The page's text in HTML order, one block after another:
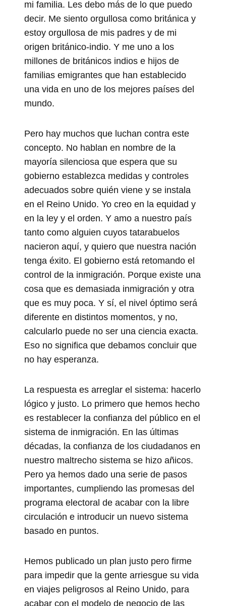
mi familia. Les debo más de lo que puedo
decir. Me siento orgullosa como británica y
estoy orgullosa de mis padres y de mi
origen británico-indio. Y me uno a los
millones de británicos indios e hijos de
familias emigrantes que han establecido
una vida en uno de los mejores países del
mundo.
Pero hay muchos que luchan contra este
concepto. No hablan en nombre de la
mayoría silenciosa que espera que su
gobierno establezca medidas y controles
adecuados sobre quién viene y se instala
en el Reino Unido. Yo creo en la equidad y
en la ley y el orden. Y amo a nuestro país
tanto como alguien cuyos tatarabuelos
nacieron aquí, y quiero que nuestra nación
tenga éxito. El gobierno está retomando el
control de la inmigración. Porque existe una
cosa que es demasiada inmigración y otra
que es muy poca. Y sí, el nivel óptimo será
diferente en distintos momentos, y no,
calcularlo puede no ser una ciencia exacta.
Eso no significa que debamos concluir que
no hay esperanza.
La respuesta es arreglar el sistema: hacerlo
lógico y justo. Lo primero que hemos hecho
es restablecer la confianza del público en el
sistema de inmigración. En las últimas
décadas, la confianza de los ciudadanos en
nuestro maltrecho sistema se hizo añicos.
Pero ya hemos dado una serie de pasos
importantes, cumpliendo las promesas del
programa electoral de acabar con la libre
circulación e introducir un nuevo sistema
basado en puntos.
Hemos publicado un plan justo pero firme
para impedir que la gente arriesgue su vida
en viajes peligrosos al Reino Unido, para
acabar con el modelo de negocio de las